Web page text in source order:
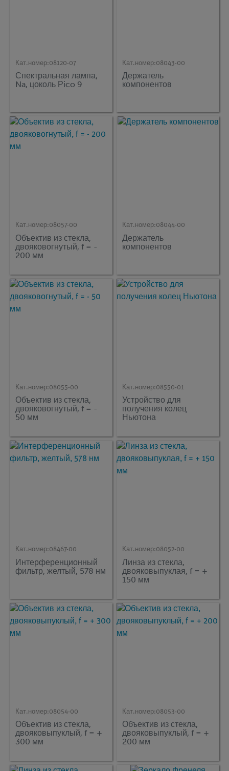
Кат.номер:08120-07
Спектральная лампа,
Na, цоколь Рico 9
Кат.номер:08043-00
Держатель
компонентов
Кат.номер:08057-00
Объектив из стекла,
двояковогнутый, f = -
200 мм
Кат.номер:08044-00
Держатель
компонентов
Кат.номер:08055-00
Объектив из стекла,
двояковогнутый, f = -
50 мм
Кат.номер:08550-01
Устройство для
получения колец
Ньютона
Кат.номер:08467-00
Интерференционный
фильтр, желтый, 578 нм
Кат.номер:08052-00
Линза из стекла,
двояковыпуклая, f = +
150 мм
Кат.номер:08054-00
Объектив из стекла,
двояковыпуклый, f = +
300 мм
Кат.номер:08053-00
Объектив из стекла,
двояковыпуклый, f = +
200 мм